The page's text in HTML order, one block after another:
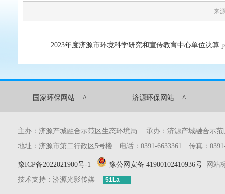
来
2023年度济源市环境科学研究和宣传教育中心单位决算
国家环保网站 ^ 济源环保网站 ^
主办：济源产城融合示范区生态环境局 承办：济源产城融合
地址：济源市第二行政区5号楼 电话：0391-6633361 传真：
豫ICP备2022021900号-1 豫公网安备 41900102410936号 网站
技术支持：济源光影传媒
51La